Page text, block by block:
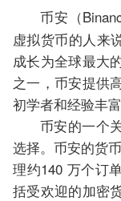
币安（
虚拟货币的人来
成长为全球最大
之一，币安提供
初学者和经验丰
币安的一个
选择。币安的货
理约140 万个订
括受欢迎的加密